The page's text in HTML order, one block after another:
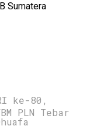
Sumatera
ke-80 ,
PLN Tebar